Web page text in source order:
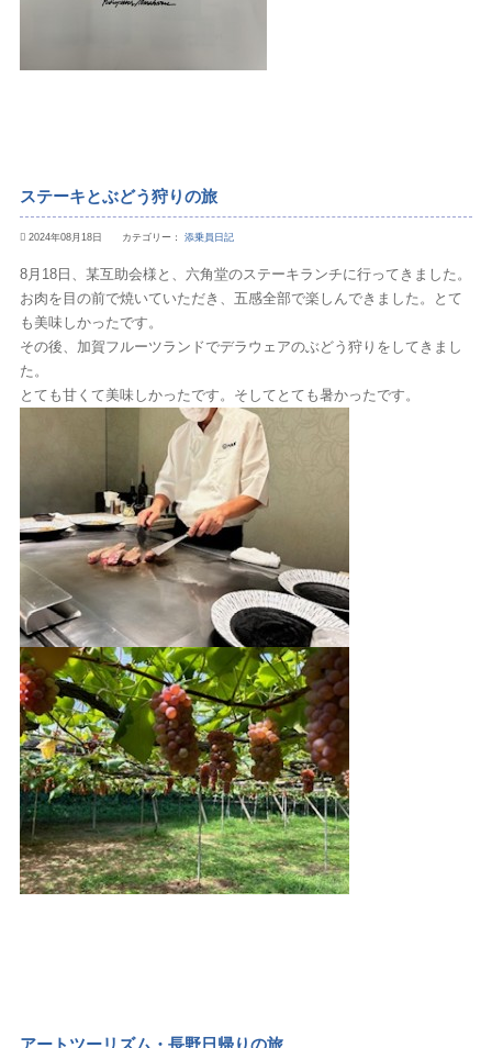
ステーキとぶどう狩りの旅
2024年08月18日 カテゴリー： 添乗員日記
8月18日、某互助会様と、六角堂のステーキランチに行ってきました。
お肉を目の前で焼いていただき、五感全部で楽しんできました。とて
も美味しかったです。
その後、加賀フルーツランドでデラウェアのぶどう狩りをしてきまし
た。
とても甘くて美味しかったです。そしてとても暑かったです。
アートツーリズム・長野日帰りの旅